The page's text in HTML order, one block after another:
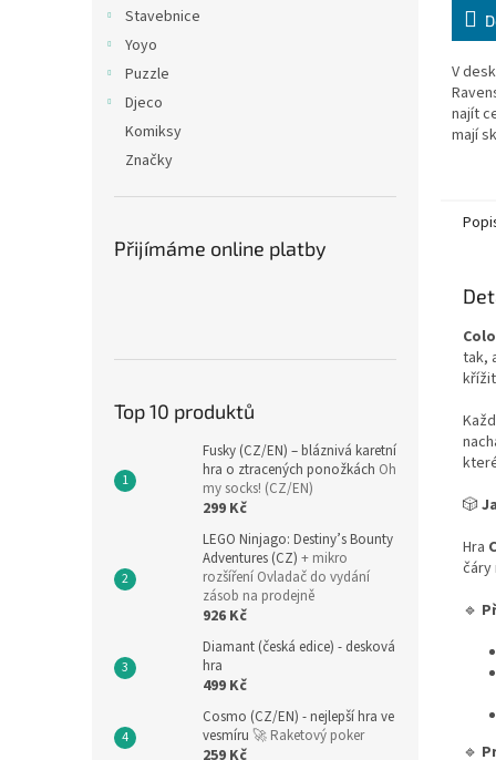
Stavebnice
Yoyo
Puzzle
Djeco
Komiksy
Značky
Přijímáme online platby
Top 10 produktů
Fusky (CZ/EN) – bláznivá karetní
hra o ztracených ponožkách Oh
my socks! (CZ/EN)
299 Kč
LEGO Ninjago: Destiny’s Bounty
Adventures (CZ) + mikro
rozšíření Ovladač do vydání
zásob na prodejně
926 Kč
Diamant (česká edice) - desková
hra
499 Kč
Cosmo (CZ/EN) - nejlepší hra ve
vesmíru 🚀 Raketový poker
259 Kč
V
najít
mají
tak,
🎲
Hra
čáry
🔹
🔹